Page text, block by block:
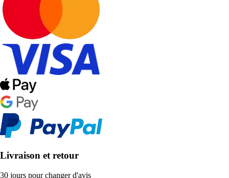
Livraison et retour
30 jours pour changer d'avis